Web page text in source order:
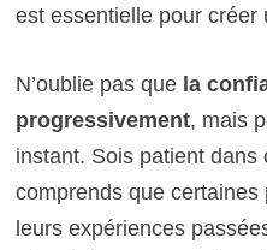
est essentielle pour créer
N’oublie pas que la
progressivement, mais
instant. Sois patient dans
comprends que
leurs expériences